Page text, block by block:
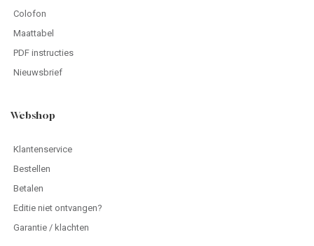
Colofon
Maattabel
PDF instructies
Nieuwsbrief
Webshop
Klantenservice
Bestellen
Betalen
Editie niet ontvangen?
Garantie / klachten